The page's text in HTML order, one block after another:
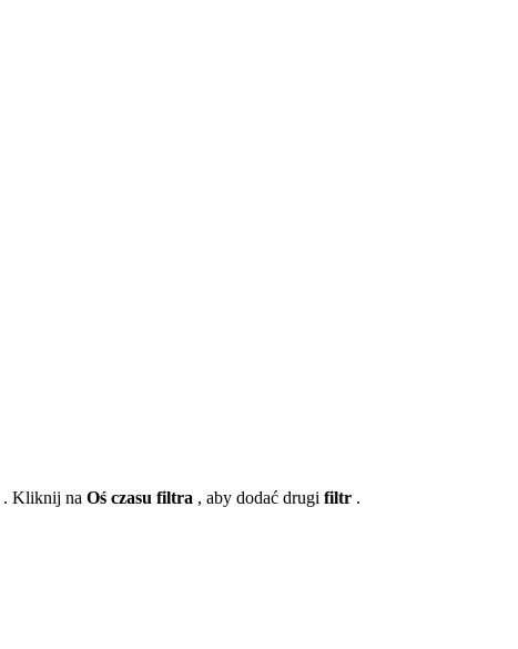
. Kliknij na Oś czasu filtra , aby dodać drugi filtr .